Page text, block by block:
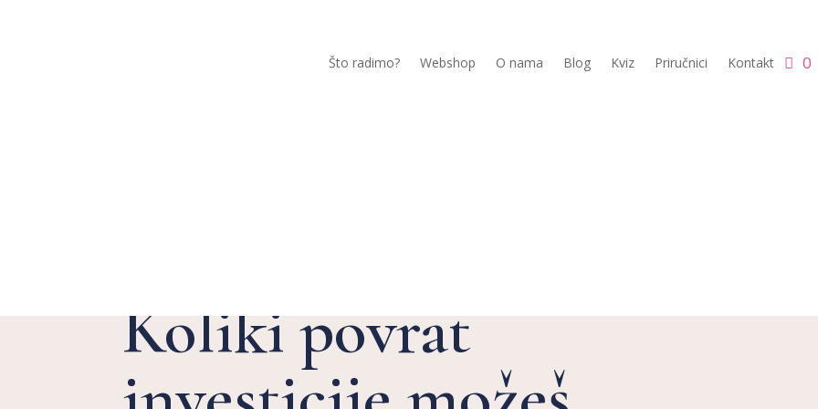
Što radimo? Webshop O nama Blog Kviz Priručnici Kontakt 0
Koliki povrat